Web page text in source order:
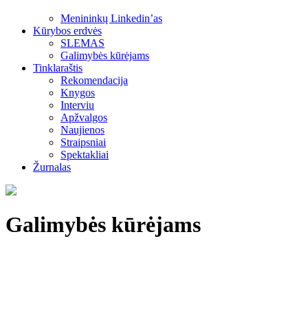
Menininkų Linkedin’as
Kūrybos erdvės
SLEMAS
Galimybės kūrėjams
Tinklaraštis
Rekomendacija
Knygos
Interviu
Apžvalgos
Naujienos
Straipsniai
Spektakliai
Žurnalas
Galimybės kūrėjams